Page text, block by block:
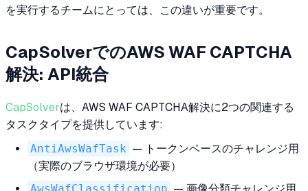
を実行するチームにとっては、この違いが重要です。
CapSolverでのAWS WAF CAPTCHA
解決: API統合
CapSolverは、AWS WAF CAPTCHA解決に2つの関連する
タスクタイプを提供しています:
AntiAwsWafTask — トークンベースのチャレンジ用
（実際のブラウザ環境が必要）